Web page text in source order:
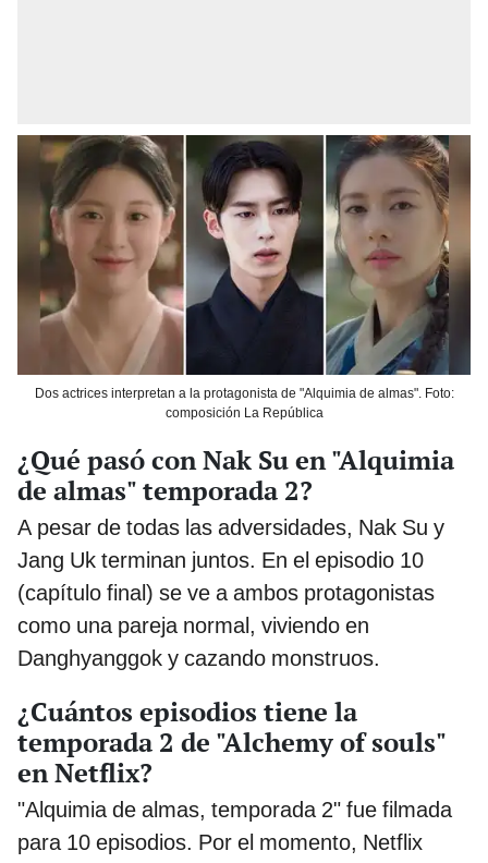
Dos actrices interpretan a la protagonista de "Alquimia de almas". Foto:
composición La República
¿Qué pasó con Nak Su en "Alquimia
de almas" temporada 2?
A pesar de todas las adversidades, Nak Su y
Jang Uk terminan juntos. En el episodio 10
(capítulo final) se ve a ambos protagonistas
como una pareja normal, viviendo en
Danghyanggok y cazando monstruos.
¿Cuántos episodios tiene la
temporada 2 de "Alchemy of souls"
en Netflix?
"Alquimia de almas, temporada 2" fue filmada
para 10 episodios. Por el momento, Netflix